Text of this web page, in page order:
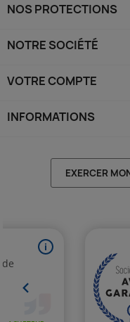
NOS PROTECTIONS
NOTRE SOCIÉTÉ
VOTRE COMPTE
INFORMATIONS
EXERCER